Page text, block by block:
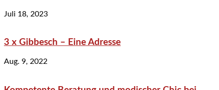
Juli 18, 2023
3 x Gibbesch – Eine Adresse
Aug. 9, 2022